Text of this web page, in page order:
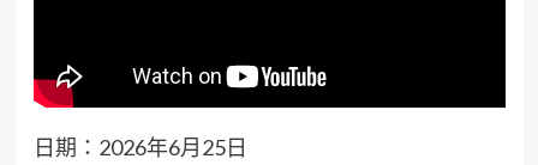
日期：2026年6月25日